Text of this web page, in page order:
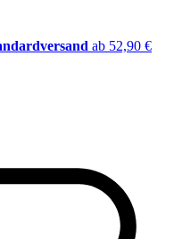
ab 52,90 €